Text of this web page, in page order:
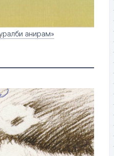
анирам»